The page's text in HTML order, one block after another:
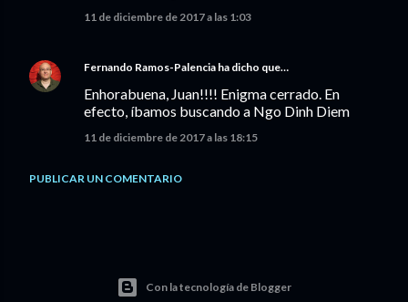
11 de diciembre de 2017 a las 1:03
Fernando Ramos-Palencia ha dicho que…
Enhorabuena, Juan!!!! Enigma cerrado. En
efecto, íbamos buscando a Ngo Dinh Diem
11 de diciembre de 2017 a las 18:15
PUBLICAR UN COMENTARIO
Con la tecnología de Blogger